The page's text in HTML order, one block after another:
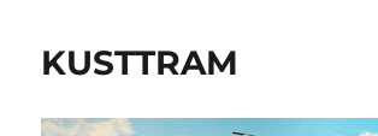
KUSTTRAM